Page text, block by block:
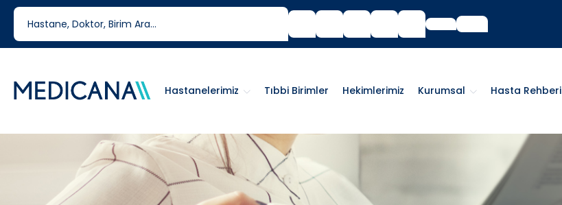
444 6 334
Tıbbi Birimler Hekimlerimiz Kurumsal Hasta Rehberi
Hastanelerimiz